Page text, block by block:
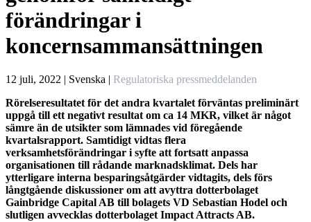
förändringar i
koncernsammansättningen
12 juli, 2022 | Svenska | Regulatoriska pressmeddelanden
Rörelseresultatet för det andra kvartalet förväntas preliminärt
uppgå till ett negativt resultat om ca 14 MKR, vilket är något
sämre än de utsikter som lämnades vid föregående
kvartalsrapport. Samtidigt vidtas flera
verksamhetsförändringar i syfte att fortsatt anpassa
organisationen till rådande marknadsklimat. Dels har
ytterligare interna besparingsåtgärder vidtagits, dels förs
långtgående diskussioner om att avyttra dotterbolaget
Gainbridge Capital AB till bolagets VD Sebastian Hodel och
slutligen avvecklas dotterbolaget Impact Attracts AB.